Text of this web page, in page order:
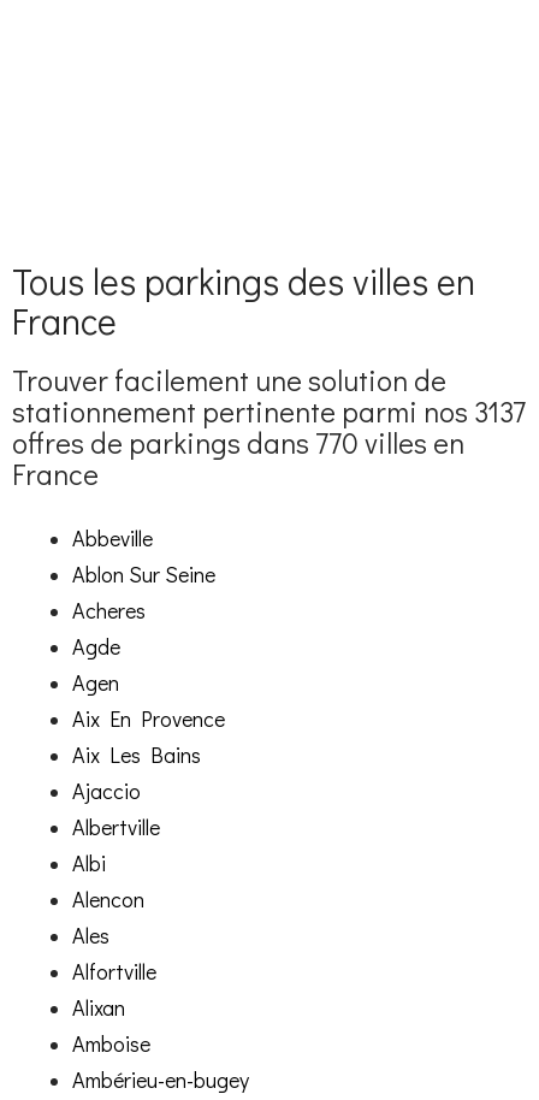
Tous les parkings des villes en
France
Trouver facilement une solution de
stationnement pertinente parmi nos 3137
offres de parkings dans 770 villes en
France
Abbeville
Ablon Sur Seine
Acheres
Agde
Agen
Aix En Provence
Aix Les Bains
Ajaccio
Albertville
Albi
Alencon
Ales
Alfortville
Alixan
Amboise
Ambérieu-en-bugey